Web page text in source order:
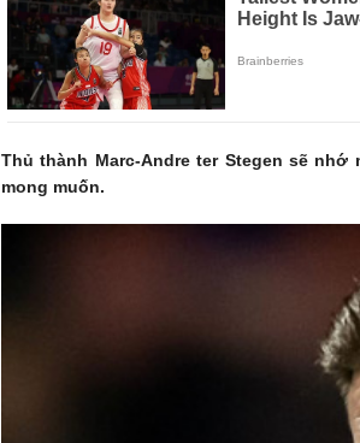
Thủ thành Marc-Andre ter Stegen sẽ
mong muốn.